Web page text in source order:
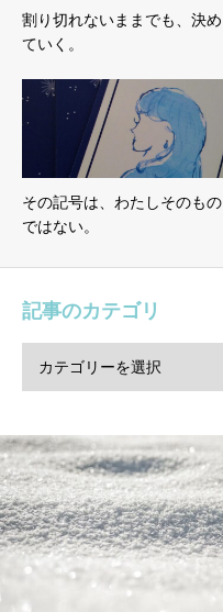
割り切れないままでも、決め
ていく。
その記号は、わたしそのもの
ではない。
記事のカテゴリ